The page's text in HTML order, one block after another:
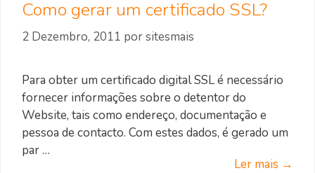
Como gerar um certificado SSL?
2 Dezembro, 2011 porsitesmais
Para obter um certificado digital SSL é necessário
fornecer informações sobre o detentor do
Website, tais como endereço, documentação e
pessoa de contacto. Com estes dados, é gerado um
par …
Ler mais →